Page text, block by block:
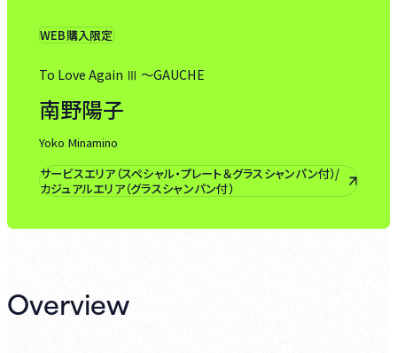
WEB購入限定
To Love Again Ⅲ 〜GAUCHE
南野陽子
Yoko Minamino
サービスエリア（スペシャル・プレート＆グラスシャンパン付）/
カジュアルエリア（グラスシャンパン付）
Overview